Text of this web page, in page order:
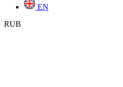
EN
RUB